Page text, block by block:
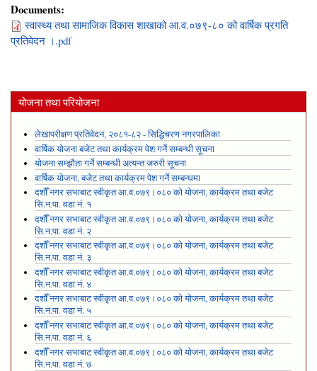
Documents:
स्वास्थ्य तथा सामाजिक विकास शाखाको आ.व.०७९-८० को वार्षिक प्रगति
प्रतिवेदन ।.pdf
योजना तथा परियोजना
लेखापरीक्षण प्रतिवेदन, २०८१-८२ - सिद्धिचरण नगरपालिका
वार्षिक योजना बजेट तथा कार्यक्रम पेश गर्ने सम्बन्धी सूचना
योजना सम्झौता गर्ने सम्बन्धी अत्यन्त जरुरी सूचना
वार्षिक योजना, बजेट तथा कार्यक्रम पेश गर्ने सम्बन्धमा
दशौँ नगर सभाबाट स्वीकृत आ.व.०७९।०८० को योजना, कार्यक्रम तथा बजेट
सि.न.पा. वडा नं. १
दशौँ नगर सभाबाट स्वीकृत आ.व.०७९।०८० को योजना, कार्यक्रम तथा बजेट
सि.न.पा. वडा नं. २
दशौँ नगर सभाबाट स्वीकृत आ.व.०७९।०८० को योजना, कार्यक्रम तथा बजेट
सि.न.पा. वडा नं. ३
दशौँ नगर सभाबाट स्वीकृत आ.व.०७९।०८० को योजना, कार्यक्रम तथा बजेट
सि.न.पा. वडा नं. ४
दशौँ नगर सभाबाट स्वीकृत आ.व.०७९।०८० को योजना, कार्यक्रम तथा बजेट
सि.न.पा. वडा नं. ५
दशौँ नगर सभाबाट स्वीकृत आ.व.०७९।०८० को योजना, कार्यक्रम तथा बजेट
सि.न.पा. वडा नं. ६
दशौँ नगर सभाबाट स्वीकृत आ.व.०७९।०८० को योजना, कार्यक्रम तथा बजेट
सि.न.पा. वडा नं. ७